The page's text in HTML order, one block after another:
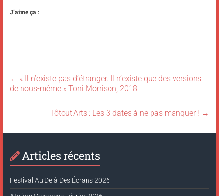
J’aime ça :
← « Il n’existe pas d’étranger. Il n’existe que des versions
de nous-même » Toni Morrison, 2018
Tôtout’Arts : Les 3 dates à ne pas manquer ! →
Articles récents
Festival Au Delà Des Écrans 2026